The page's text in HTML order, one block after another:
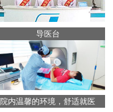
导医台
院内温馨的环境，舒适就医